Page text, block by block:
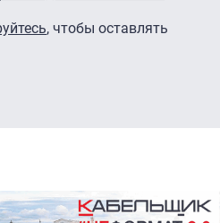
, чтобы оставлять